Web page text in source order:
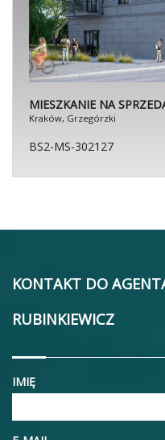
MIESZKANIE NA
Kraków, Grzegórzki
BS2-MS-302127
KONTAKT DO
RUBINKIEWICZ
IMIĘ